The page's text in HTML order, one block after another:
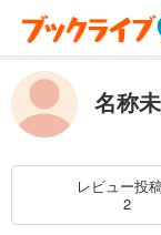
名称
レビュー投
2